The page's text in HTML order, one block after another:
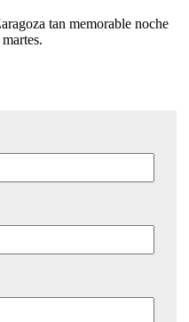
tan memorable noche